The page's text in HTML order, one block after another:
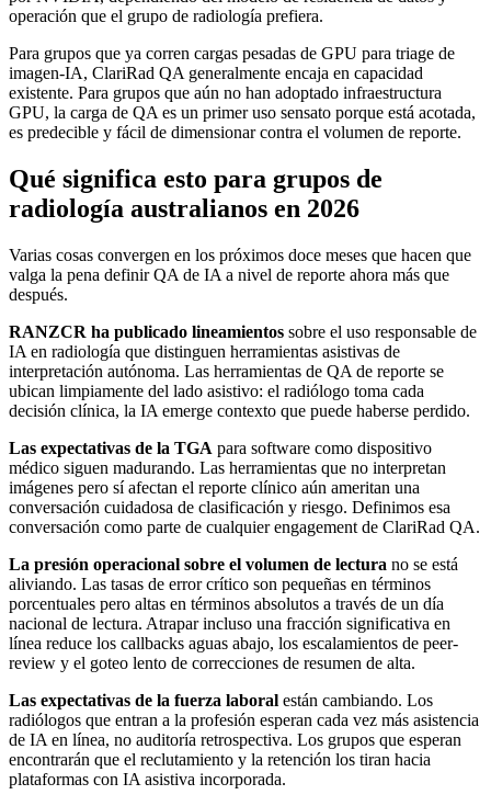
operación que el grupo de radiología prefiera.
Para grupos que ya corren cargas pesadas de GPU para triage de
imagen-IA, ClariRad QA generalmente encaja en capacidad
existente. Para grupos que aún no han adoptado infraestructura
GPU, la carga de QA es un primer uso sensato porque está acotada,
es predecible y fácil de dimensionar contra el volumen de reporte.
Qué significa esto para grupos de
radiología australianos en 2026
Varias cosas convergen en los próximos doce meses que hacen que
valga la pena definir QA de IA a nivel de reporte ahora más que
después.
RANZCR ha publicado lineamientos sobre el uso responsable de
IA en radiología que distinguen herramientas asistivas de
interpretación autónoma. Las herramientas de QA de reporte se
ubican limpiamente del lado asistivo: el radiólogo toma cada
decisión clínica, la IA emerge contexto que puede haberse perdido.
Las expectativas de la TGA para software como dispositivo
médico siguen madurando. Las herramientas que no interpretan
imágenes pero sí afectan el reporte clínico aún ameritan una
conversación cuidadosa de clasificación y riesgo. Definimos esa
conversación como parte de cualquier engagement de ClariRad QA.
La presión operacional sobre el volumen de lectura no se está
aliviando. Las tasas de error crítico son pequeñas en términos
porcentuales pero altas en términos absolutos a través de un día
nacional de lectura. Atrapar incluso una fracción significativa en
línea reduce los callbacks aguas abajo, los escalamientos de peer-
review y el goteo lento de correcciones de resumen de alta.
Las expectativas de la fuerza laboral están cambiando. Los
radiólogos que entran a la profesión esperan cada vez más asistencia
de IA en línea, no auditoría retrospectiva. Los grupos que esperan
encontrarán que el reclutamiento y la retención los tiran hacia
plataformas con IA asistiva incorporada.